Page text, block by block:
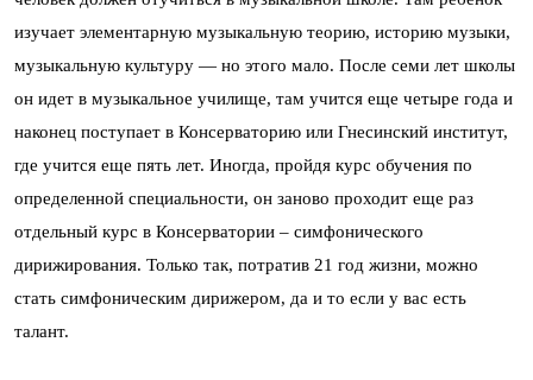
изучает элементарную музыкальную теорию, историю музыки,
музыкальную культуру — но этого мало. После семи лет школы
он идет в музыкальное училище, там учится еще четыре года и
наконец поступает в Консерваторию или Гнесинский институт,
где учится еще пять лет. Иногда, пройдя курс обучения по
определенной специальности, он заново проходит еще раз
отдельный курс в Консерватории – симфонического
дирижирования. Только так, потратив 21 год жизни, можно
стать симфоническим дирижером, да и то если у вас есть
талант.